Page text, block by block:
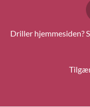
Driller hjemmesiden?